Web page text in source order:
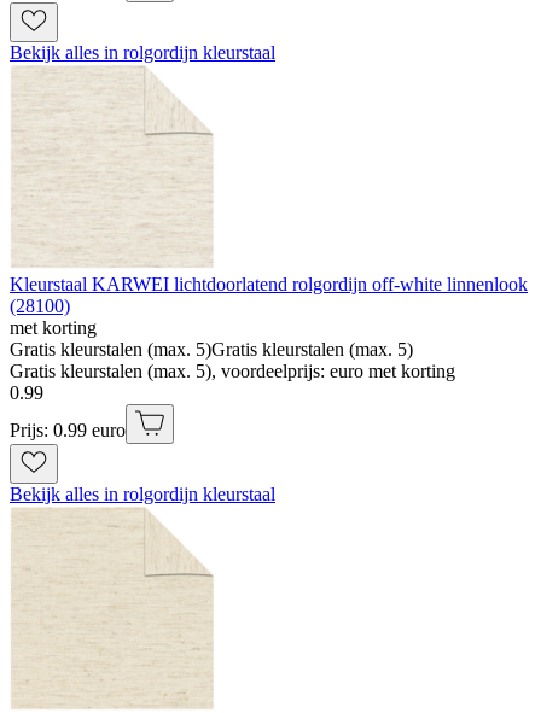
Bekijk alles in rolgordijn kleurstaal
Kleurstaal KARWEI lichtdoorlatend rolgordijn off-white linnenlook
(28100)
met korting
Gratis kleurstalen (max. 5)Gratis kleurstalen (max. 5)
Gratis kleurstalen (max. 5), voordeelprijs: euro met korting
0.99
Prijs: 0.99 euro
Bekijk alles in rolgordijn kleurstaal